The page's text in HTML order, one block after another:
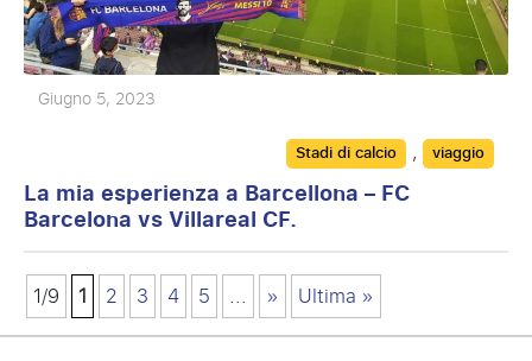
Giugno 5, 2023
Categories
Stadi di calcio , viaggio
La mia esperienza a Barcellona – FC
Barcelona vs Villareal CF.
1/9 1 2 3 4 5 ... » Ultima »